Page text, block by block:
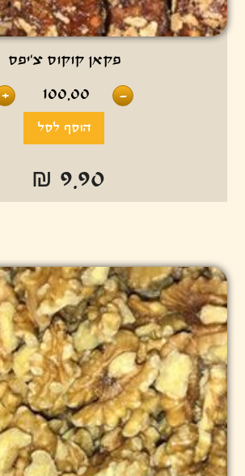
פקאן קוקוס צ’יפס
-
100.00
+
₪ 9.90